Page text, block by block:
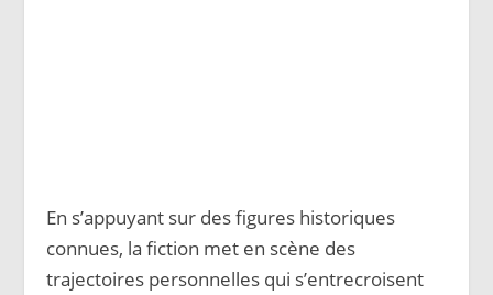
En s’appuyant sur des figures historiques
connues, la fiction met en scène des
trajectoires personnelles qui s’entrecroisent